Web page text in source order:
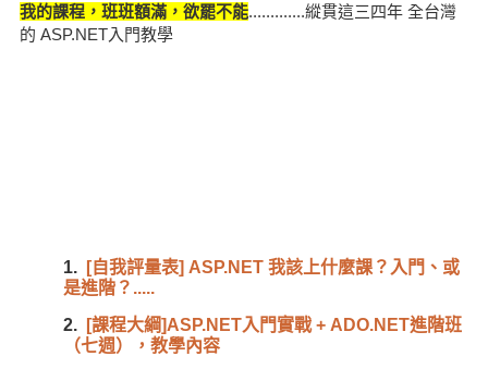
我的課程，班班額滿，欲罷不能.............縱貫這三四年 全台灣
的 ASP.NET入門教學
1.
[自我評量表] ASP.NET 我該上什麼課？入門、或
是進階？.....
2.
[課程大綱]ASP.NET入門實戰 + ADO.NET進階班
（七週），教學內容